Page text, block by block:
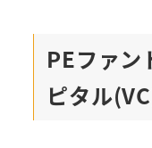
PEファン
ピタル